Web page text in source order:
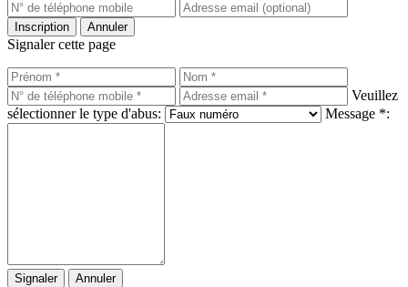
Inscription Annuler
Signaler cette page
Veuillez
sélectionner le type d'abus:
Message *:
Signaler Annuler